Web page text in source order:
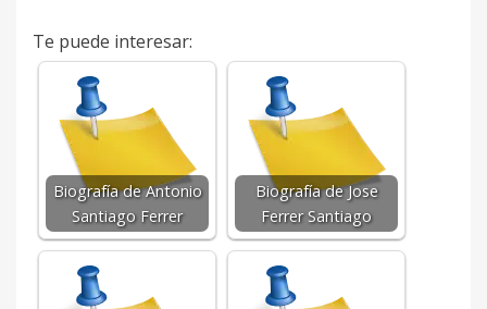
Te puede interesar:
Biografía de Antonio
Santiago Ferrer
Biografía de Jose
Ferrer Santiago